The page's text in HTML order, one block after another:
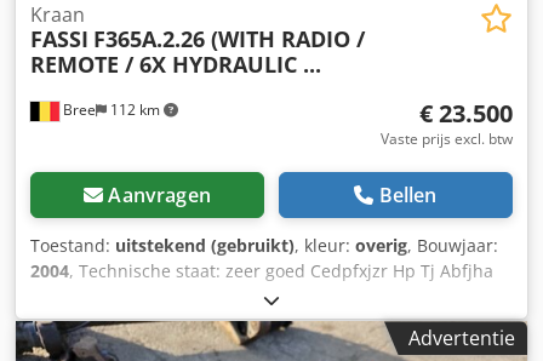
Bree 112 km
Kraan
FASSI F365A.2.26 (WITH RADIO /
REMOTE / 6X HYDRAULIC ...
€ 23.500
Vaste prijs excl. btw
Aanvragen Bellen
Toestand: uitstekend (gebruikt), kleur: overig, Bouwjaar:
2004, Technische staat: zeer goed Cedpfxjzr Hp Tj Abfjha
Advertentie